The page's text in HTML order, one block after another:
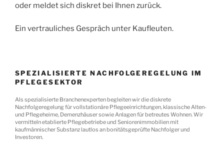
oder meldet sich diskret bei Ihnen zurück.
Ein vertrauliches Gespräch unter Kaufleuten.
SPEZIALISIERTE NACHFOLGEREGELUNG IM
PFLEGESEKTOR
Als spezialisierte Branchenexperten begleiten wir die diskrete
Nachfolgeregelung für vollstationäre Pflegeeinrichtungen, klassische Alten-
und Pflegeheime, Demenzhäuser sowie Anlagen für betreutes Wohnen. Wir
vermitteln etablierte Pflegebetriebe und Seniorenimmobilien mit
kaufmännischer Substanz lautlos an bonitätsgeprüfte Nachfolger und
Investoren.